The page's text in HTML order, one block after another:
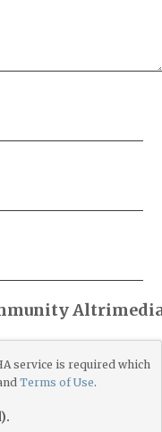
service is required which
Terms of Use.